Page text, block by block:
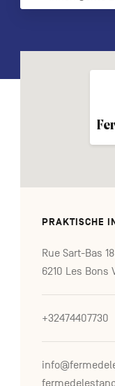
Navigation
PRAKTISCHE
Rue Sart-Bas
6210 Les Bons
+32474407730